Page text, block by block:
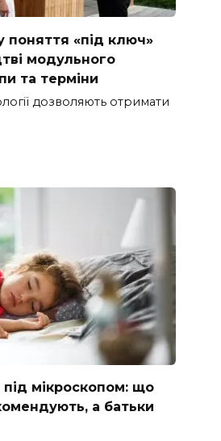
поняття «під ключ»
модульного
та терміни
дозволяють отримати
мікроскопом: що
а батьки